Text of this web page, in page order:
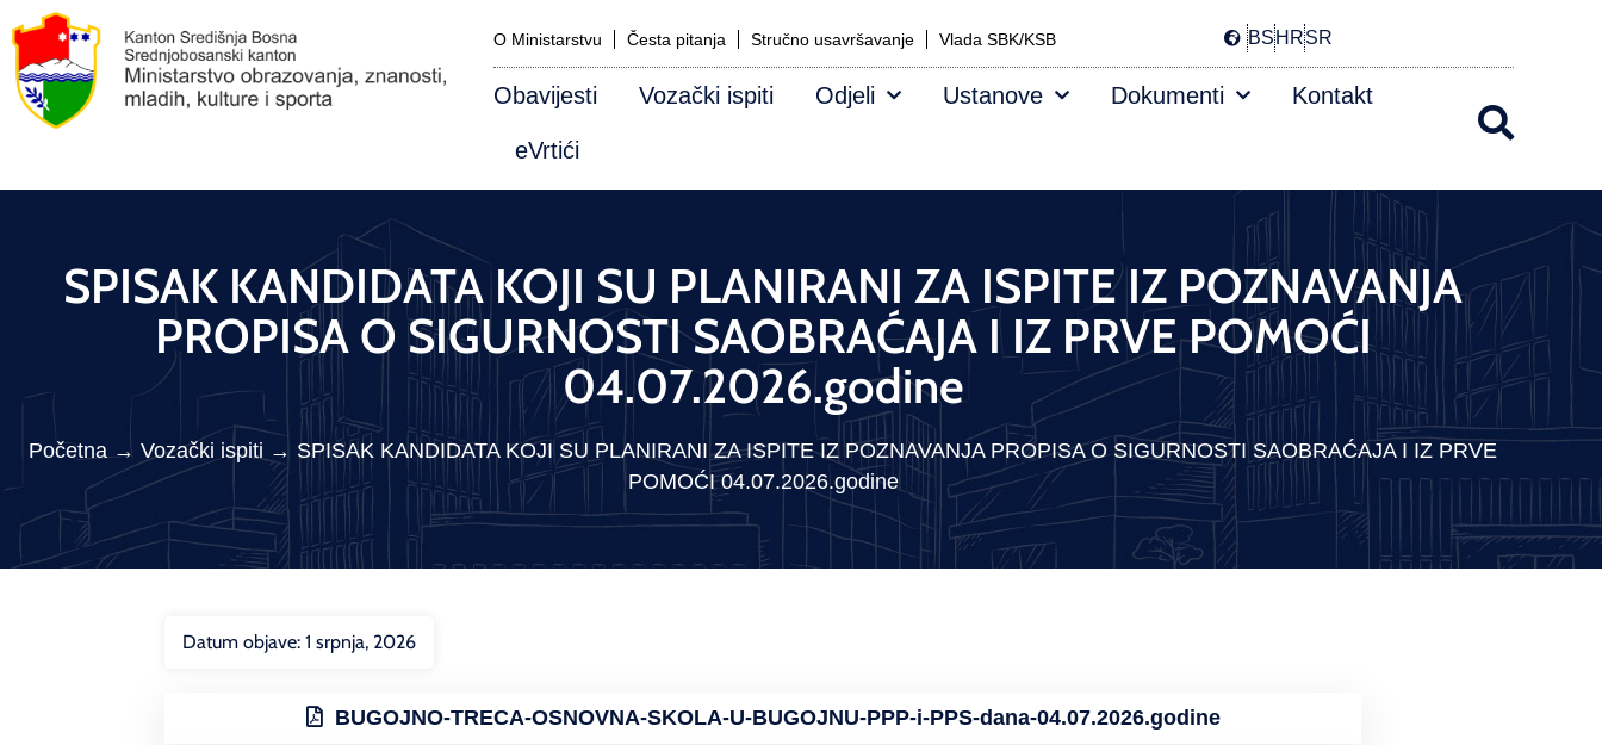
O Ministarstvu Česta pitanja Stručno usavršavanje Vlada SBK/KSB BSHRSR
Obavijesti Vozački ispiti Odjeli Ustanove Dokumenti Kontakt
eVrtići
SPISAK KANDIDATA KOJI SU PLANIRANI ZA ISPITE IZ POZNAVANJA
PROPISA O SIGURNOSTI SAOBRAĆAJA I IZ PRVE POMOĆI
04.07.2026.godine
Početna→ Vozački ispiti → SPISAK KANDIDATA KOJI SU PLANIRANI ZA ISPITE IZ POZNAVANJA PROPISA O SIGURNOSTI SAOBRAĆAJA I IZ PRVE
POMOĆI 04.07.2026.godine
Datum objave: 1 srpnja, 2026
BUGOJNO-TRECA-OSNOVNA-SKOLA-U-BUGOJNU-PPP-i-PPS-dana-04.07.2026.godine